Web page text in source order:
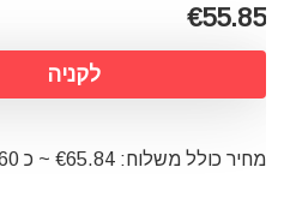
€55.85
לקניה
מחיר כולל משלוח: €65.84 ~ כ 260 ₪ בלבד